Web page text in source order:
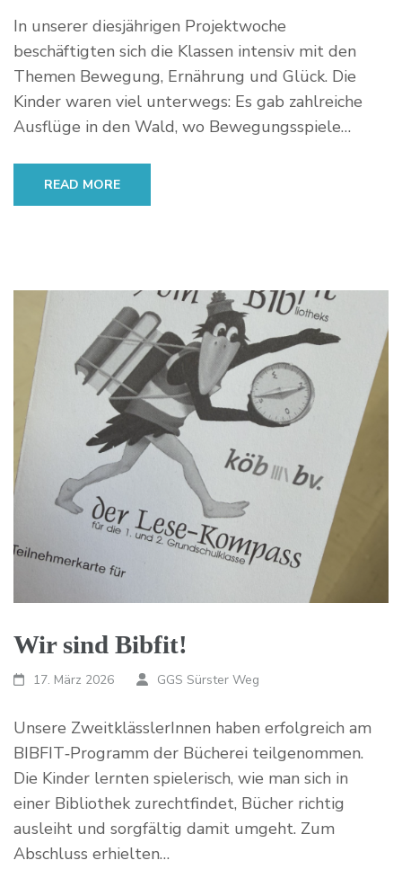
In unserer diesjährigen Projektwoche
beschäftigten sich die Klassen intensiv mit den
Themen Bewegung, Ernährung und Glück. Die
Kinder waren viel unterwegs: Es gab zahlreiche
Ausflüge in den Wald, wo Bewegungsspiele…
READ MORE
Wir sind Bibfit!
17. März 2026 GGS Sürster Weg
Unsere ZweitklässlerInnen haben erfolgreich am
BIBFIT‑Programm der Bücherei teilgenommen.
Die Kinder lernten spielerisch, wie man sich in
einer Bibliothek zurechtfindet, Bücher richtig
ausleiht und sorgfältig damit umgeht. Zum
Abschluss erhielten…